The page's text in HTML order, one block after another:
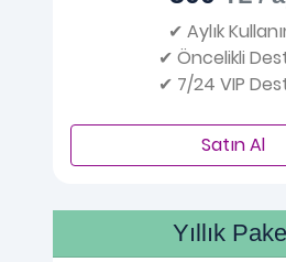
✔ Aylık
✔ Öncelikli
✔ 7/24 VIP
Satın Al
Yıllık